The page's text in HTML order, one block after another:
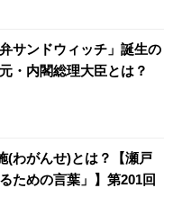
サンドウィッチ」誕生の
・内閣総理大臣とは？
(わがんせ)とは？【瀬戸
ための言葉」】第201回